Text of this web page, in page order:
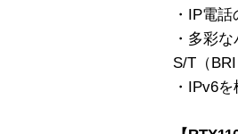
・IP電
・多彩
S/T（
・IPv6